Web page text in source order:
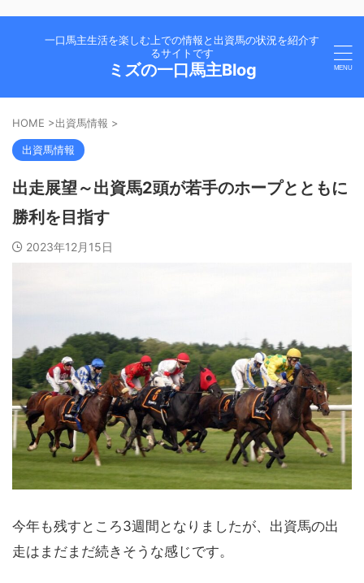
一口馬主生活を楽しむ上での情報と出資馬の状況を紹介す
るサイトです
ミズの一口馬主Blog
HOME >出資馬情報 >
出資馬情報
出走展望～出資馬2頭が若手のホープとともに
勝利を目指す
2023年12月15日
今年も残すところ3週間となりましたが、出資馬の出
走はまだまだ続きそうな感じです。